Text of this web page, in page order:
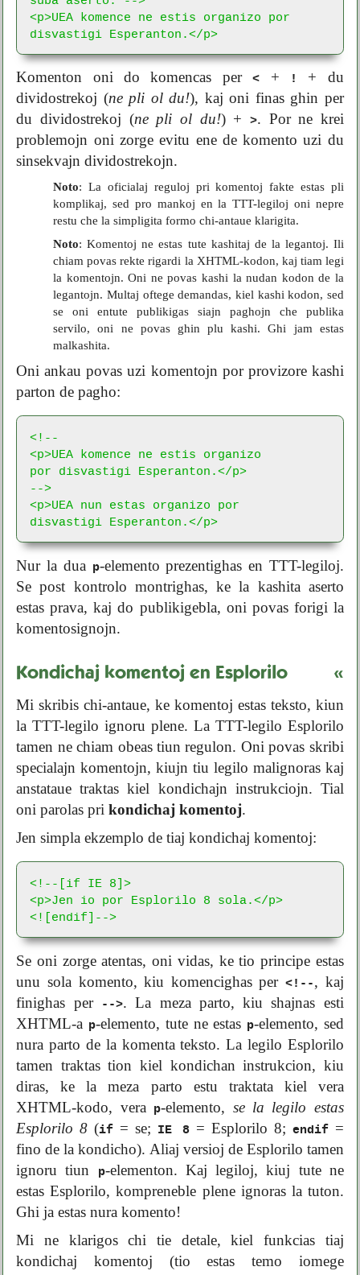
<p>UEA komence ne estis organizo por
disvastigi Esperanton.</p>
Komenton oni do komencas per< + !
+ du
dividostrekoj (ne pli ol du!), kaj oni finas ghin per
du dividostrekoj (ne pli ol du!) + >. Por ne krei
problemojn oni zorge evitu ene de komento uzi du
sinsekvajn dividostrekojn.
Noto: La oficialaj reguloj pri komentoj fakte estas pli
komplikaj, sed pro mankoj en la TTT-legiloj oni nepre
restu che la simpligita formo chi-antaue klarigita.
Noto: Komentoj ne estas tute kashitaj de la legantoj. Ili
chiam povas rekte rigardi la XHTML-kodon, kaj tiam legi
la komentojn. Oni ne povas kashi la nudan kodon de la
legantojn. Multaj oftege demandas, kiel kashi kodon, sed
se oni entute publikigas siajn paghojn che publika
servilo, oni ne povas ghin plu kashi. Ghi jam estas
malkashita.
Oni ankau povas uzi komentojn por provizore kashi
parton de pagho:
<!--
<p>UEA komence ne estis organizo
por disvastigi Esperanton.</p>
-->
<p>UEA nun estas organizo por
disvastigi Esperanton.</p>
Nur la dua p-elemento prezentighas en TTT-legiloj.
Se post kontrolo montrighas, ke la kashita aserto
estas prava, kaj do publikigebla, oni povas forigi la
komentosignojn.
Kondichaj komentoj en Esplorilo «
Mi skribis chi-antaue, ke komentoj estas teksto, kiun
la TTT-legilo ignoru plene. La TTT-legilo Esplorilo
tamen ne chiam obeas tiun regulon. Oni povas skribi
specialajn komentojn, kiujn tiu legilo malignoras kaj
anstataue traktas kiel kondichajn instrukciojn. Tial
oni parolas prikondichaj komentoj.
Jen simpla ekzemplo de tiaj kondichaj komentoj:
<!--[if IE 8]>
<p>Jen io por Esplorilo 8 sola.</p>
<![endif]-->
Se oni zorge atentas, oni vidas, ke tio principe estas
unu sola komento, kiu komencighas per<!--, kaj
finighas per -->. La meza parto, kiu shajnas esti
XHTML-a p-elemento, tute ne estas p-elemento, sed
nura parto de la komenta teksto. La legilo Esplorilo
tamen traktas tion kiel kondichan instrukcion, kiu
diras, ke la meza parto estu traktata kiel vera
XHTML-kodo, vera p-elemento, se la legilo estas
Esplorilo 8 (if = se; IE 8= Esplorilo 8; endif=
fino de la kondicho). Aliaj versioj de Esplorilo tamen
ignoru tiun
p-elementon. Kaj legiloj, kiuj tute ne
estas Esplorilo, kompreneble plene ignoras la tuton.
Ghi ja estas nura komento!
Mi ne klarigos chi tie detale, kiel funkcias tiaj
kondichaj komentoj (tio estas temo iomege